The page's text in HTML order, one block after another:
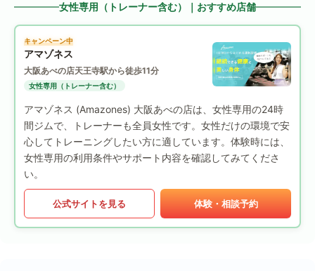
女性専用（トレーナー含む）｜おすすめ店舗
キャンペーン中
アマゾネス
大阪あべの店天王寺駅から徒歩11分
女性専用（トレーナー含む）
アマゾネス (Amazones) 大阪あべの店は、女性専用の24時
間ジムで、トレーナーも全員女性です。女性だけの環境で安
心してトレーニングしたい方に適しています。体験時には、
女性専用の利用条件やサポート内容を確認してみてくださ
い。
公式サイトを見る 体験・相談予約